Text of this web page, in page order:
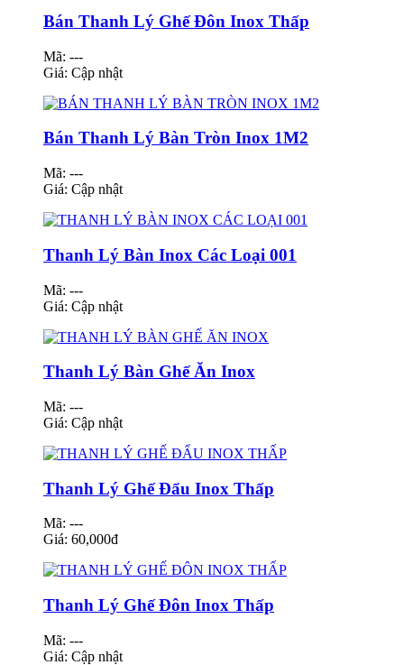
Bán Thanh Lý Ghế Đôn Inox Thấp
Mã: ---
Giá: Cập nhật
Bán Thanh Lý Bàn Tròn Inox 1M2
Mã: ---
Giá: Cập nhật
Thanh Lý Bàn Inox Các Loại 001
Mã: ---
Giá: Cập nhật
Thanh Lý Bàn Ghế Ăn Inox
Mã: ---
Giá: Cập nhật
Thanh Lý Ghế Đẩu Inox Thấp
Mã: ---
Giá: 60,000đ
Thanh Lý Ghế Đôn Inox Thấp
Mã: ---
Giá: Cập nhật